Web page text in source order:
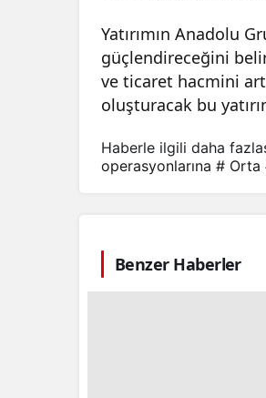
Yatırımın Anadolu
güçlendireceğini
ve ticaret hacmini
oluşturacak bu
Haberle ilgili daha
operasyonlarına # Orta
Benzer Haberler